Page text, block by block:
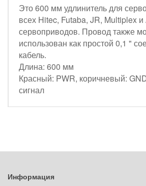
Это 600 мм удлинитель для
всех Hitec, Futaba, JR, Multiplex
сервоприводов. Провод также
использован как простой 0,1 "
кабель.
Длина: 600 мм
Красный: PWR, коричневый:
сигнал
Информация